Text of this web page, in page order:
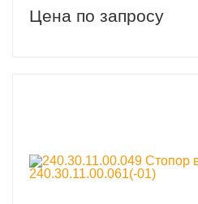
Цена по запросу